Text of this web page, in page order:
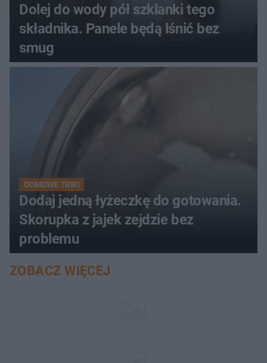
Dolej do wody pół szklanki tego
składnika. Panele będą lśnić bez
smug
DOMOWE TRIKI
Dodaj jedną łyżeczkę do gotowania.
Skorupka z jajek zejdzie bez
problemu
ZOBACZ WIĘCEJ